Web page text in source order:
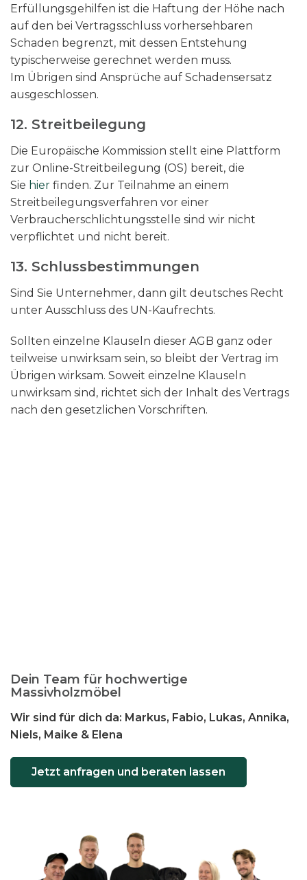
Erfüllungsgehilfen ist die Haftung der Höhe nach
auf den bei Vertragsschluss vorhersehbaren
Schaden begrenzt, mit dessen Entstehung
typischerweise gerechnet werden muss.
Im Übrigen sind Ansprüche auf Schadensersatz
ausgeschlossen.
12. Streitbeilegung​​​​​​​
Die Europäische Kommission stellt eine Plattform
zur Online-Streitbeilegung (OS) bereit, die
Sie hier finden. Zur Teilnahme an einem
Streitbeilegungsverfahren vor einer
Verbraucherschlichtungsstelle sind wir nicht
verpflichtet und nicht bereit.
13. Schlussbestimmungen​​​​​​​
Sind Sie Unternehmer, dann gilt deutsches Recht
unter Ausschluss des UN-Kaufrechts.
Sollten einzelne Klauseln dieser AGB ganz oder
teilweise unwirksam sein, so bleibt der Vertrag im
Übrigen wirksam. Soweit einzelne Klauseln
unwirksam sind, richtet sich der Inhalt des Vertrags
nach den gesetzlichen Vorschriften.
Dein Team für hochwertige
Massivholzmöbel
Wir sind für dich da: Markus, Fabio, Lukas, Annika,
Niels, Maike & Elena
Jetzt anfragen und beraten lassen